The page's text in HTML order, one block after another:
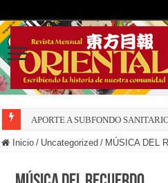
APORTE A SUBFONDO
Inicio / Uncategorized / MÚSICA DEL